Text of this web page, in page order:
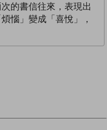
的書信往來，表現出
惱」變成「喜悅」，